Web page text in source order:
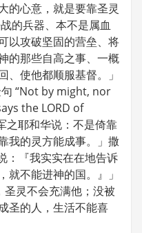
的心意，就是要靠圣灵
的兵器、本不是属血
以攻破坚固的营垒、将
的那些自高之事、一概
、使他都顺服基督。」
“Not by might, nor
the LORD of
之耶和华说：不是倚靠
我的灵方能成事。」撒
：『我实实在在地告诉
就不能进神的国。』」
灵不会充满他；没被
圣的人，生活不能喜